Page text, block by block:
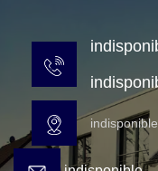
indisponible